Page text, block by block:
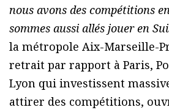
nous avons des compétitions
sommes aussi allés jouer en
la métropole Aix-Marseille-
retrait par rapport à Paris,
Lyon qui investissent
attirer des compétitions,